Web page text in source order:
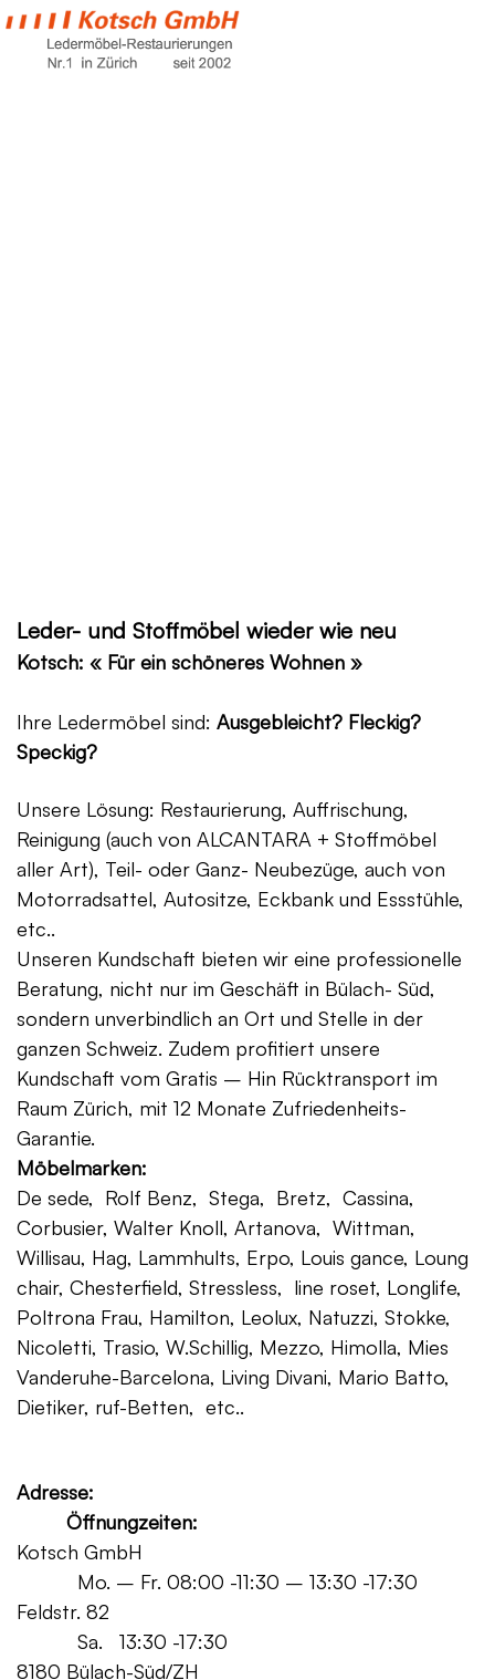
Leder- und Stoffmöbel wieder wie neu
Kotsch: « Für ein schöneres Wohnen »
Ihre Ledermöbel sind: Ausgebleicht? Fleckig?
Speckig?
Unsere Lösung: Restaurierung, Auffrischung,
Reinigung (auch von ALCANTARA + Stoffmöbel
aller Art), Teil- oder Ganz- Neubezüge, auch von
Motorradsattel, Autositze, Eckbank und Essstühle,
etc..
Unseren Kundschaft bieten wir eine professionelle
Beratung, nicht nur im Geschäft in Bülach- Süd,
sondern unverbindlich an Ort und Stelle in der
ganzen Schweiz. Zudem profitiert unsere
Kundschaft vom Gratis – Hin Rücktransport im
Raum Zürich, mit 12 Monate Zufriedenheits-
Garantie.
Möbelmarken:
De sede, Rolf Benz, Stega, Bretz, Cassina,
Corbusier, Walter Knoll, Artanova, Wittman,
Willisau, Hag, Lammhults, Erpo, Louis gance, Loung
chair, Chesterfield, Stressless, line roset, Longlife,
Poltrona Frau, Hamilton, Leolux, Natuzzi, Stokke,
Nicoletti, Trasio, W.Schillig, Mezzo, Himolla, Mies
Vanderuhe-Barcelona, Living Divani, Mario Batto,
Dietiker, ruf-Betten, etc..
Adresse:
Öffnungzeiten:
Kotsch GmbH
Mo. – Fr. 08:00 -11:30 – 13:30 -17:30
Feldstr. 82
Sa. 13:30 -17:30
8180 Bülach-Süd/ZH